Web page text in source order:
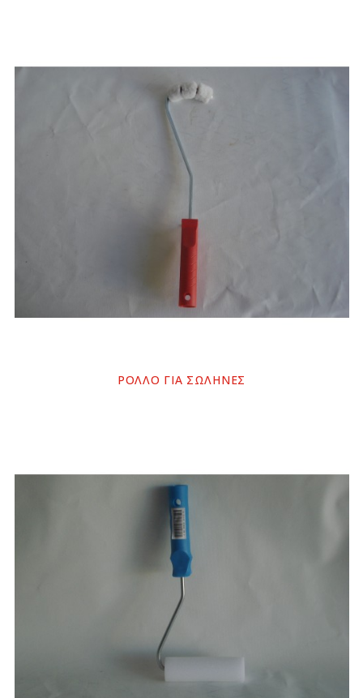
ΡΟΛΛΟ ΓΙΑ ΣΩΛΗΝΕΣ